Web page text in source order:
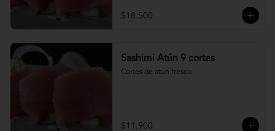
$18.500
Sashimi Atún 9 cortes
Cortes de atún fresco
$11.900